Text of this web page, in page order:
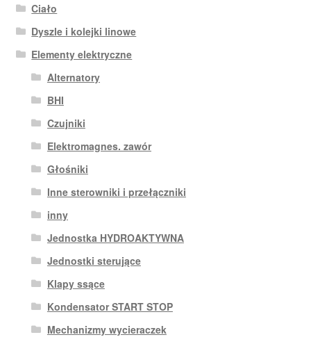
Ciało
Dyszle i kolejki linowe
Elementy elektryczne
Alternatory
BHI
Czujniki
Elektromagnes. zawór
Głośniki
Inne sterowniki i przełączniki
inny
Jednostka HYDROAKTYWNA
Jednostki sterujące
Klapy ssące
Kondensator START STOP
Mechanizmy wycieraczek